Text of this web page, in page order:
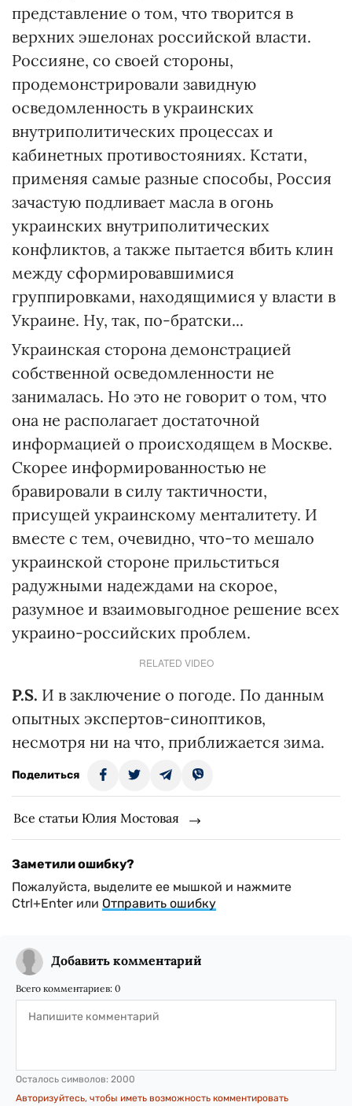
представление о том, что творится в
верхних эшелонах российской власти.
Россияне, со своей стороны,
продемонстрировали завидную
осведомленность в украинских
внутриполитических процессах и
кабинетных противостояниях. Кстати,
применяя самые разные способы, Россия
зачастую подливает масла в огонь
украинских внутриполитических
конфликтов, а также пытается вбить клин
между сформировавшимися
группировками, находящимися у власти в
Украине. Ну, так, по-братски...
Украинская сторона демонстрацией
собственной осведомленности не
занималась. Но это не говорит о том, что
она не располагает достаточной
информацией о происходящем в Москве.
Скорее информированностью не
бравировали в силу тактичности,
присущей украинскому менталитету. И
вместе с тем, очевидно, что-то мешало
украинской стороне прильститься
радужными надеждами на скорое,
разумное и взаимовыгодное решение всех
украино-российских проблем.
RELATED VIDEO
P.S. И в заключение о погоде. По данным
опытных экспертов-синоптиков,
несмотря ни на что, приближается зима.
Поделиться
Все статьи Юлия Мостовая
Заметили ошибку?
Пожалуйста, выделите ее мышкой и нажмите
Ctrl+Enter или Отправить ошибку
Добавить комментарий
Всего комментариев: 0
Осталось символов: 2000
Авторизуйтесь, чтобы иметь возможность комментировать